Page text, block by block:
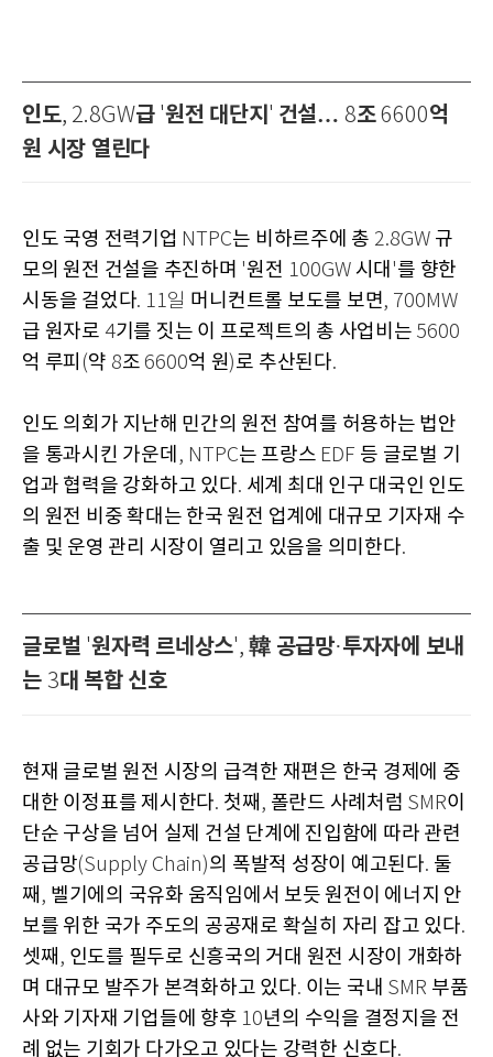
인도, 2.8GW급 '원전 대단지 ' 건설… 8조6600억
원 시장 열린다
인도 국영 전력기업 NTPC는 비하르주에 총 2.8GW 규
모의 원전 건설을 추진하며 '원전 100GW 시대 '를 향한
시동을 걸었다. 11일 머니컨트롤 보도를 보면, 700MW
급 원자로 4기를 짓는 이 프로젝트의 총 사업비는 5600
억 루피 (약 8조 6600억 원)로 추산된다.
인도 의회가 지난해 민간의 원전 참여를 허용하는 법안
을 통과시킨 가운데 , NTPC는 프랑스 EDF 등 글로벌 기
업과 협력을 강화하고 있다. 세계 최대 인구 대국인 인도
의 원전 비중 확대는 한국 원전 업계에 대규모 기자재 수
출 및 운영 관리 시장이 열리고 있음을 의미한다.
글로벌 '원자력 르네상스', 韓 공급망·투자자에 보내
는 3대 복합 신호
현재 글로벌 원전 시장의 급격한 재편은 한국 경제에 중
대한 이정표를 제시한다. 첫째 , 폴란드 사례처럼 SMR이
단순 구상을 넘어 실제 건설 단계에 진입함에 따라 관련
공급망(Supply Chain)의 폭발적 성장이 예고된다. 둘
째 , 벨기에의 국유화 움직임에서 보듯 원전이 에너지 안
보를 위한 국가 주도의 공공재로 확실히 자리 잡고 있다.
셋째 , 인도를 필두로 신흥국의 거대 원전 시장이 개화하
며 대규모 발주가 본격화하고 있다. 이는 국내 SMR 부품
사와 기자재 기업들에 향후 10년의 수익을 결정지을 전
례 없는 기회가 다가오고 있다는 강력한 신호다.